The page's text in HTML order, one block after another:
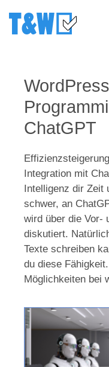
ChatGPT
Integration mit
Intelligenz dir Zeit
schwer, an
wird über die Vor-
diskutiert.
Texte schreiben
du diese
Möglichkeiten bei